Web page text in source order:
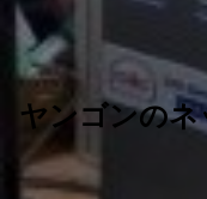
はじめての方へ
ご依頼方法
コラム
お問い合わせ
ヤンゴンの